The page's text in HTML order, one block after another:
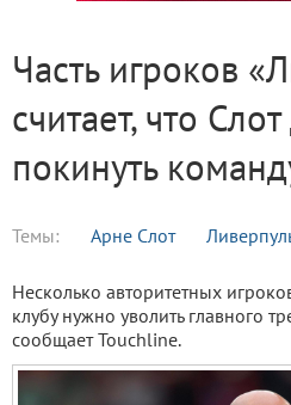
Часть игроков
считает, что
покинуть
Темы: Арне Слот
Несколько авторитетных
клубу нужно уволить главного
сообщает Touchline.